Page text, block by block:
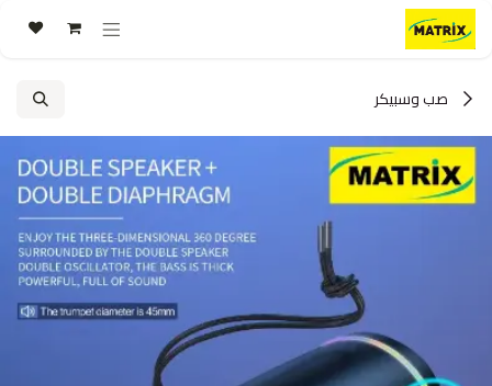
تخطي للذهاب إلى المحتوى
صب وسبيكر